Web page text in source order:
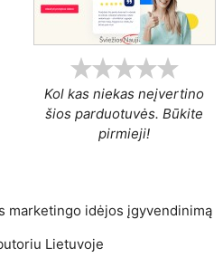
Kol kas niekas neįvertino
šios parduotuvės. Būkite
pirmieji!
marketingo idėjos įgyvendinimą
Lietuvoje